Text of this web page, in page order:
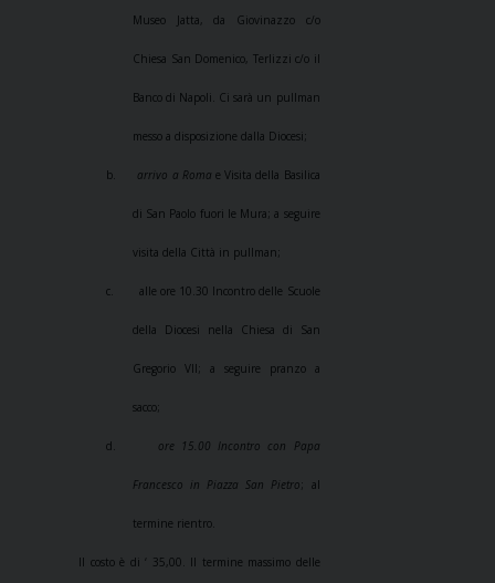
Museo Jatta, da Giovinazzo c/o
Chiesa San Domenico, Terlizzi c/o il
Banco di Napoli. Ci sarà un pullman
messo a disposizione dalla Diocesi;
b. arrivo a Roma e Visita della Basilica
di San Paolo fuori le Mura; a seguire
visita della Città in pullman;
c. alle ore 10.30 Incontro delle Scuole
della Diocesi nella Chiesa di San
Gregorio VII; a seguire pranzo a
sacco;
d. ore 15.00 Incontro con Papa
Francesco in Piazza San Pietro; al
termine rientro.
Il costo è di ‘ 35,00. Il termine massimo delle